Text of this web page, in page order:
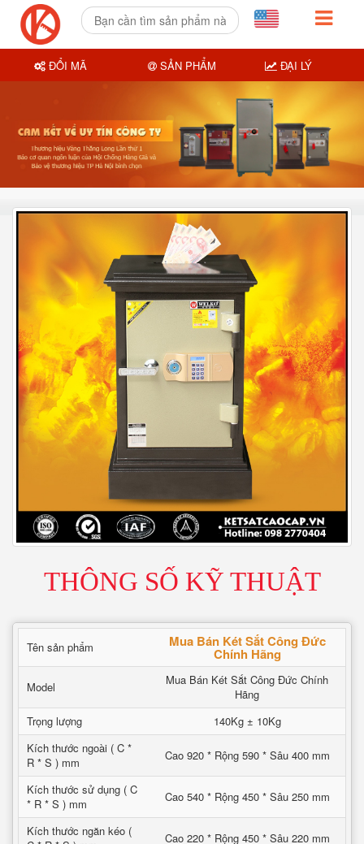
THÔNG SỐ KỸ THUẬT
Tên sản phẩm Mua Bán Két Sắt Công Đức
Chính Hãng
Model
Mua Bán Két Sắt Công Đức Chính
Hãng
Trọng lượng
140Kg ± 10Kg
Kích thước ngoài ( C *
R * S ) mm
Cao 920 * Rộng 590 * Sâu 400 mm
Kích thước sử dụng ( C
* R * S ) mm
Cao 540 * Rộng 450 * Sâu 250 mm
Kích thước ngăn kéo (
Cao 220 * Rộng 450 * Sâu 220 mm
ĐỔI MÃ SẢN PHẨM ĐẠI LÝ